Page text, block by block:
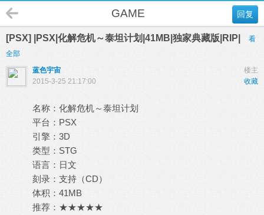
回复
GAME
[PSX] |PSX|化解危机～泰坦计划|41MB|独家典藏版|RIP|
看
全部
楼主
蓝色宇宙
收藏
2015-3-25 21:17:00
名称：化解危机～泰坦计划
平台：PSX
引擎：3D
类型：STG
语言：日文
刻录：支持（CD）
体积：41MB
推荐：★★★★★